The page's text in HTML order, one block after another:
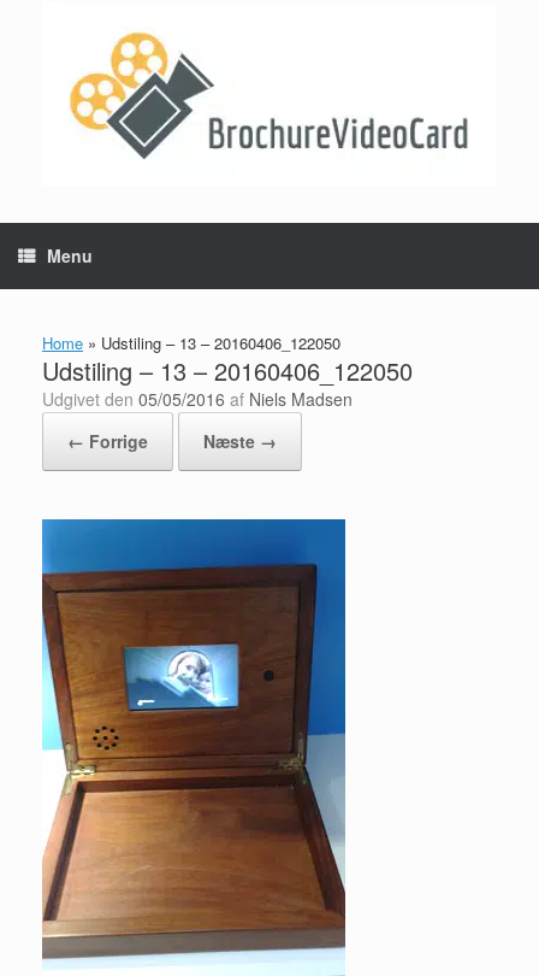
Menu
Home » Udstiling – 13 – 20160406_122050
Udstiling – 13 – 20160406_122050
Udgivet den 05/05/2016 af Niels Madsen
← Forrige
Næste →